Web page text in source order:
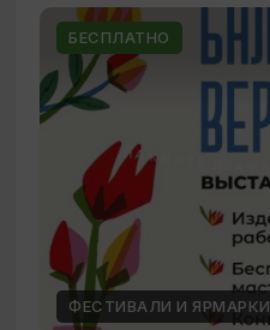
БЕСПЛАТНО
ФЕСТИВАЛИ И ЯРМАРКИ